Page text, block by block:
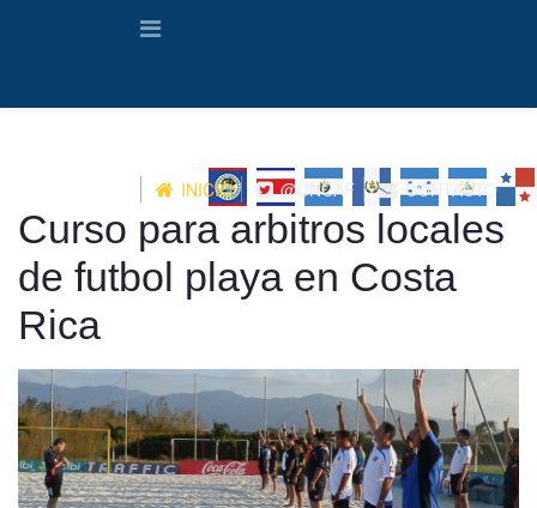
INICIO @UNCAF CONTACTO
Curso para arbitros locales
de futbol playa en Costa
Rica